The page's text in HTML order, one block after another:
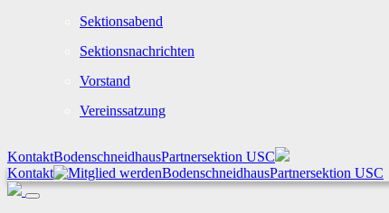
Sektionsabend
Sektionsnachrichten
Vorstand
Vereinssatzung
KontaktBodenschneidhausPartnersektion USC
Kontakt
BodenschneidhausPartnersektion USC